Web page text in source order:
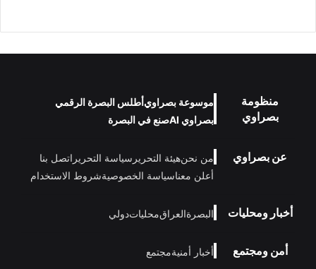
منظومة
بصراوي
موسوعة بصراويأطلس البصرة الرقمي
بصراوي AI
صنع في البصرة
عن بصراوي من نحنهيئة التحرير سياسة التحرير اتصل بنا
أعلن معناسياسة الخصوصيةشروط الاستخدام
أخبار ومحليات البصرةالعراقمحلياتدولي
أمن ومجتمع أخبار أمنيةمجتمع